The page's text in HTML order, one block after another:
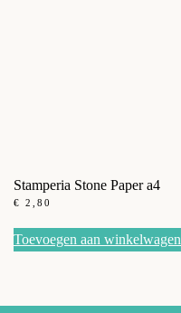
Stamperia Stone Paper a4
€ 2,80
Toevoegen aan winkelwagen